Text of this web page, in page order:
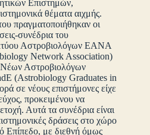
Επιστημών,
θέματα αιχμής.
πραγματοποιήθηκαν οι
συνέδρια του
Αστροβιολόγων ΕΑΝΑ
Network Association)
Νέων Αστροβιολόγων
(Astrobiology Graduates in
σε νέους επιστήμονες είχε
προκειμένου να
Αυτά τα συνέδρια είναι
δράσεις στο χώρο
Επίπεδο, με διεθνή όμως